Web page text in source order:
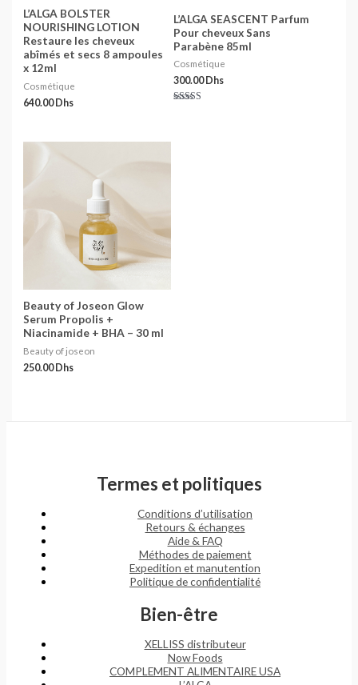
L’ALGA BOLSTER
NOURISHING LOTION
Restaure les cheveux
abîmés et secs 8 ampoules
x 12ml
Cosmétique
640.00 Dhs
L’ALGA SEASCENT Parfum
Pour cheveux Sans
Parabène 85ml
Cosmétique
300.00 Dhs
Beauty of Joseon Glow
Serum Propolis +
Niacinamide + BHA – 30 ml
Beauty of joseon
250.00 Dhs
Termes et politiques
Conditions d’utilisation
Retours & échanges
Aide & FAQ
Méthodes de paiement
Expedition et manutention
Politique de confidentialité
Bien-être
XELLISS distributeur
Now Foods
COMPLEMENT ALIMENTAIRE USA